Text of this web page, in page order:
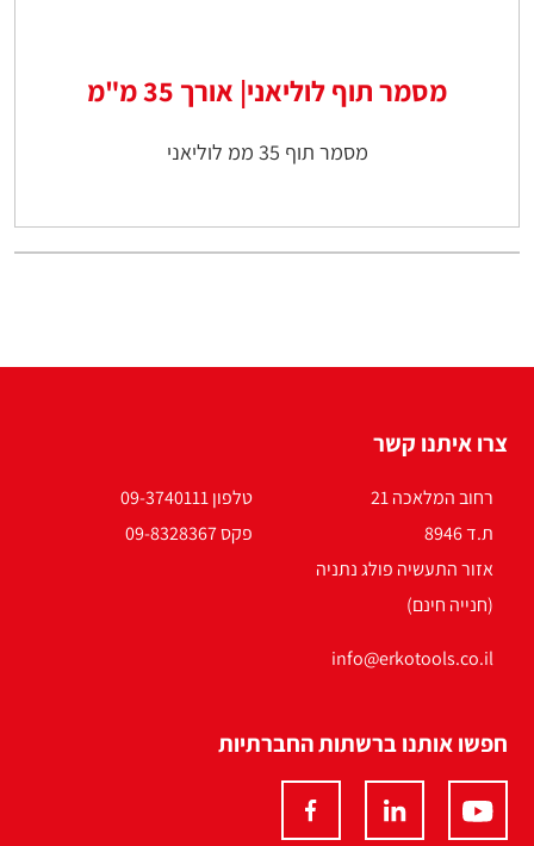
מסמר תוף לוליאני| אורך 35 מ"מ
מסמר תוף 35 ממ לוליאני
צרו איתנו קשר
רחוב המלאכה 21
ת.ד 8946
אזור התעשיה פולג נתניה
(חנייה חינם)
טלפון 09-3740111
פקס 09-8328367
info@erkotools.co.il
חפשו אותנו ברשתות החברתיות